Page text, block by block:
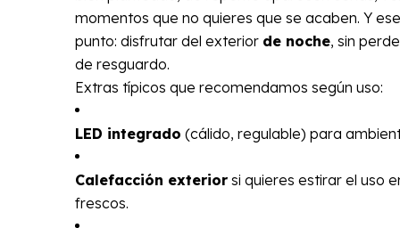
momentos que no quieres que se acaben. Y
punto: disfrutar del exterior de noche, sin
de resguardo.
Extras típicos que recomendamos según uso:
LED integrado (cálido, regulable) para
Calefacción exterior si quieres estirar el uso
frescos.